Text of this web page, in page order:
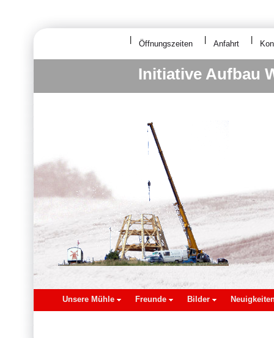
Anfahrt
Öffnungszeiten
Initiative Aufbau
Unsere Mühle Freunde Bilder